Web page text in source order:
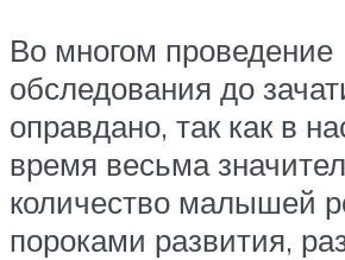
Во многом проведение
обследования до
оправдано, так как в
время весьма
количество малышей
пороками развития,